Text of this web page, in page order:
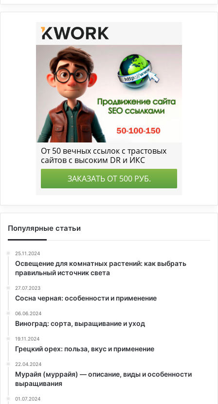
Популярные статьи
25.11.2024
Освещение для комнатных растений: как выбрать
правильный источник света
27.07.2023
Сосна черная: особенности и применение
06.06.2024
Виноград: сорта, выращивание и уход
19.11.2024
Грецкий орех: польза, вкус и применение
22.04.2024
Мурайя (муррайя) — описание, виды и особенности
выращивания
01.07.2024